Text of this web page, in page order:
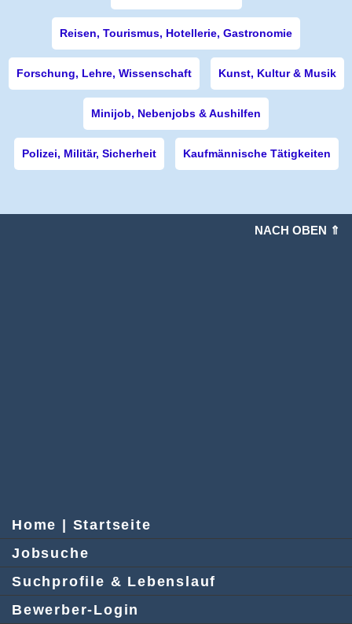
Reisen, Tourismus, Hotellerie, Gastronomie
Forschung, Lehre, Wissenschaft Kunst, Kultur & Musik
Minijob, Nebenjobs & Aushilfen
Polizei, Militär, Sicherheit Kaufmännische Tätigkeiten
NACH OBEN ⇑
Home | Startseite
Jobsuche
Suchprofile & Lebenslauf
Bewerber-Login